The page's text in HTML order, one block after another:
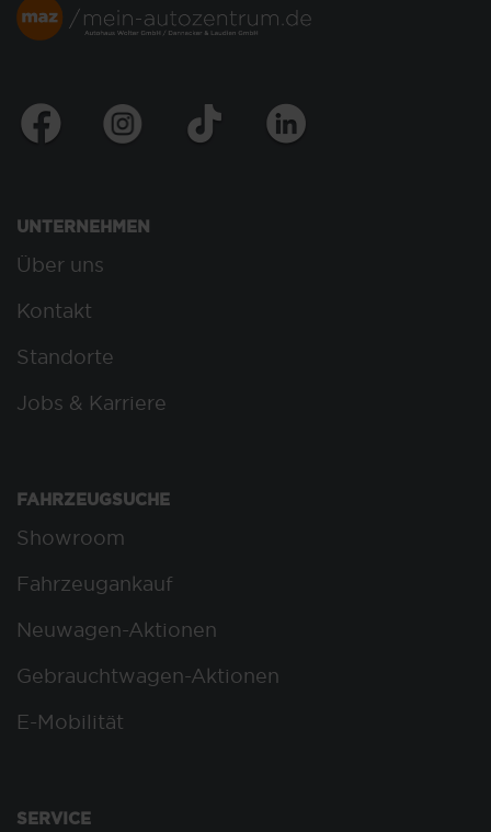
UNTERNEHMEN
Über uns
Kontakt
Standorte
Jobs & Karriere
FAHRZEUGSUCHE
Showroom
Fahrzeugankauf
Neuwagen-Aktionen
Gebrauchtwagen-Aktionen
E-Mobilität
SERVICE